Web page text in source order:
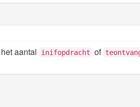
aantal inifopdracht of